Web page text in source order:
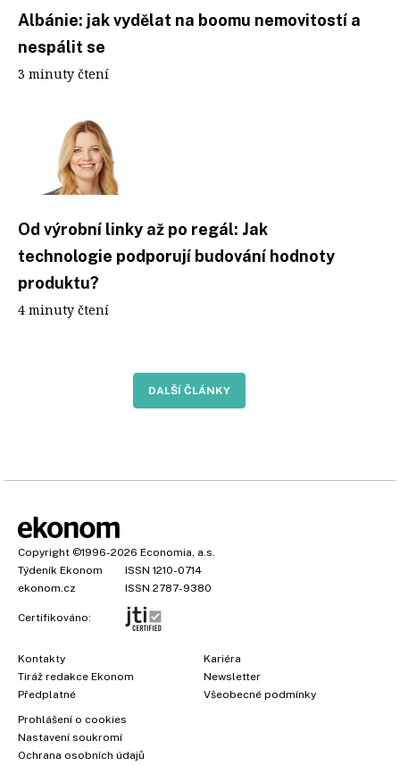
Albánie: jak vydělat na boomu nemovitostí a
nespálit se
3 minuty čtení
Od výrobní linky až po regál: Jak
technologie podporují budování hodnoty
produktu?
4 minuty čtení
DALŠÍ ČLÁNKY
Copyright ©1996-2026 Economia, a.s.
Týdeník Ekonom
ISSN 1210-0714
ekonom.cz
ISSN 2787-9380
Certifikováno:
Kontakty
Tiráž redakce Ekonom
Předplatné
Kariéra
Newsletter
Všeobecné podmínky
Prohlášení o cookies
Nastavení soukromí
Ochrana osobních údajů